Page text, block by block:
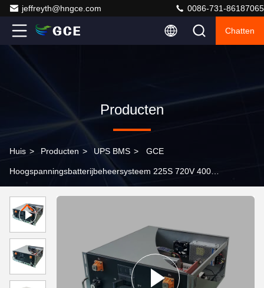
jeffreyth@hngce.com 0086-731-86187065
Chatten
Producten
Huis > Producten > UPS BMS > GCE
Hoogspanningsbatterijbeheersysteem 225S 720V 400A